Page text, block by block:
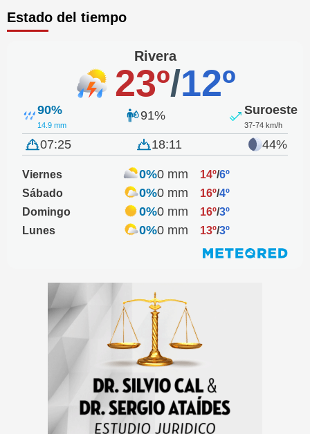
Estado del tiempo
Rivera
23º/12º
90%
14.9 mm
91% Suroeste
37-74 km/h
07:25 18:11 44%
Viernes 0%0 mm 14º/6º
Sábado
0%0 mm 16º/4º
Domingo
0%0 mm 16º/3º
Lunes
0%0 mm 13º/3º